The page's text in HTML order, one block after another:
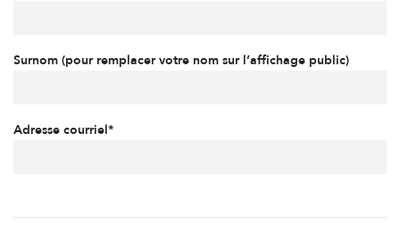
Surnom (pour remplacer votre nom sur l’affichage public)
Adresse courriel*